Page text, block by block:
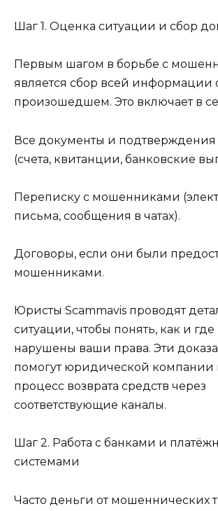
Шаг 1. Оценка ситуации и сбор
Первым шагом в борьбе с
является сбор всей информации
произошедшем. Это включает в
Все документы и подтверждения
(счета, квитанции, банковские
Переписку с мошенниками
письма, сообщения в чатах).
Договоры, если они были
мошенниками.
Юристы Scammavis проводят
ситуации, чтобы понять, как и
нарушены ваши права. Эти
помогут юридической компании
процесс возврата средств через
соответствующие каналы.
Шаг 2. Работа с банками и
системами
Часто деньги от мошеннических